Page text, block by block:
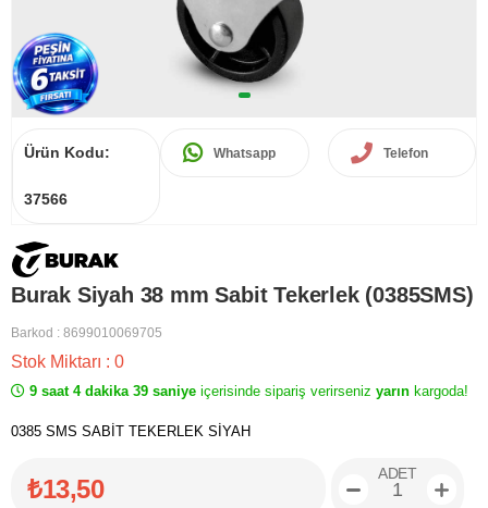
Ürün Kodu:
37566
Whatsapp Telefon
Burak Siyah 38 mm Sabit Tekerlek (0385SMS)
Barkod : 8699010069705
Stok Miktarı : 0
9 saat 4 dakika 39 saniye içerisinde sipariş verirseniz yarın kargoda!
0385 SMS SABİT TEKERLEK SİYAH
₺13,50
ADET